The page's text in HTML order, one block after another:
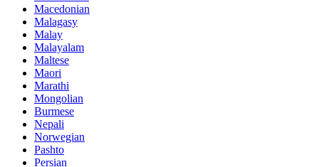
Macedonian
Malagasy
Malay
Malayalam
Maltese
Maori
Marathi
Mongolian
Burmese
Nepali
Norwegian
Pashto
Persian